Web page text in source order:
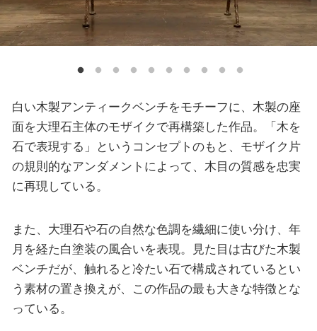
白い木製アンティークベンチをモチーフに、木製の座
面を大理石主体のモザイクで再構築した作品。「木を
石で表現する」というコンセプトのもと、モザイク片
の規則的なアンダメントによって、木目の質感を忠実
に再現している。
また、大理石や石の自然な色調を繊細に使い分け、年
月を経た白塗装の風合いを表現。見た目は古びた木製
ベンチだが、触れると冷たい石で構成されているとい
う素材の置き換えが、この作品の最も大きな特徴とな
っている。